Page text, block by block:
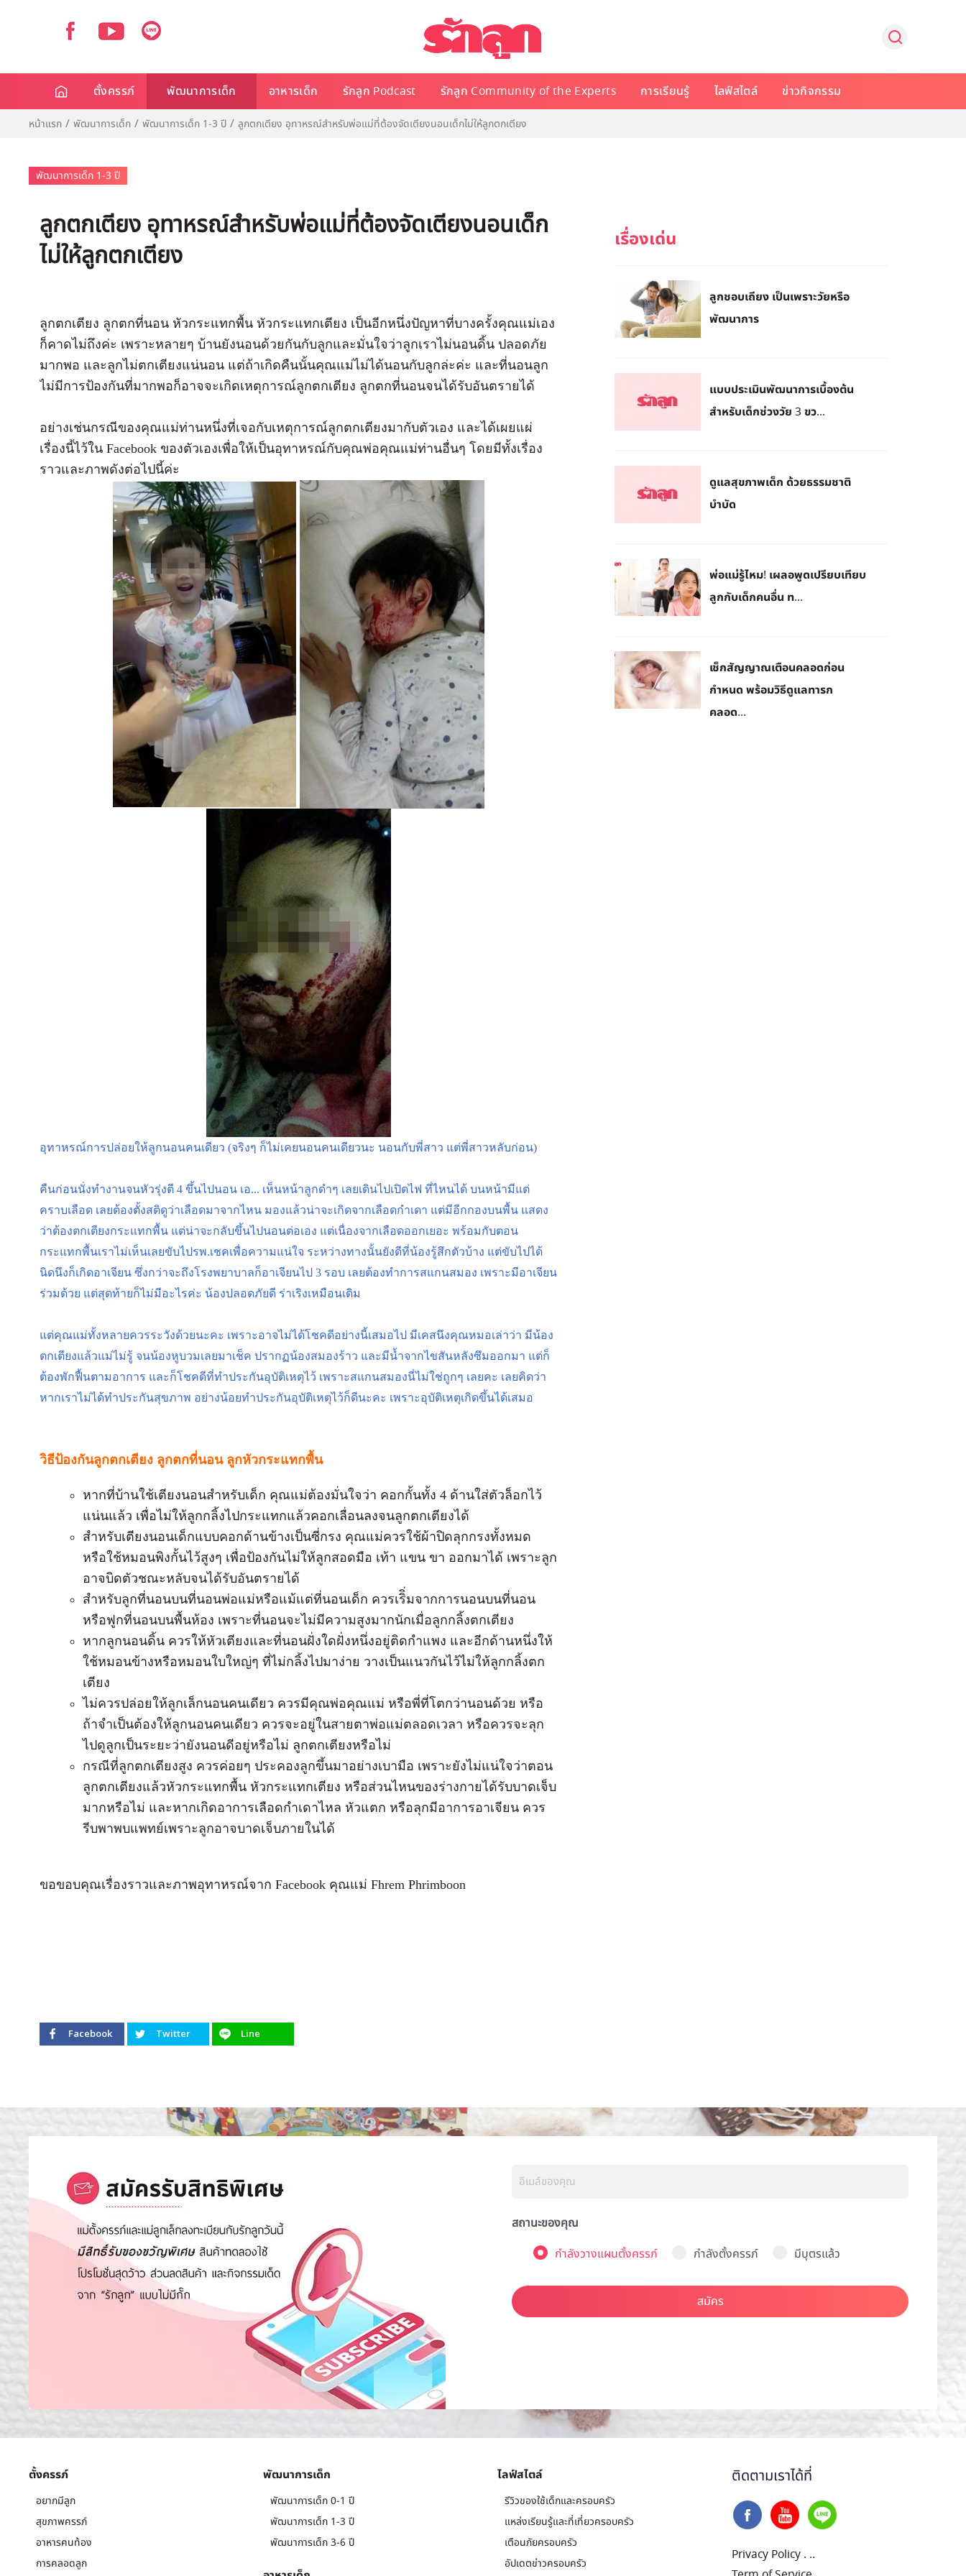
ตั้งครรภ์ พัฒนาการเด็ก อาหารเด็ก รักลูก Podcast รักลูก Community of the Experts การเรียนรู้ ไลฟ์สไตล์ ข่าวกิจกรรม
หน้าแรก พัฒนาการเด็ก พัฒนาการเด็ก 1-3 ปี ลูกตกเตียง อุทาหรณ์สำหรับพ่อแม่ที่ต้องจัดเตียงนอนเด็กไม่ให้ลูกตกเตียง
พัฒนาการเด็ก 1-3 ปี
ลูกตกเตียง อุทาหรณ์สำหรับพ่อแม่ที่ต้องจัดเตียงนอนเด็ก
ไม่ให้ลูกตกเตียง
ลูกตกเตียง ลูกตกที่นอน หัวกระแทกพื้น หัวกระแทกเตียง เป็นอีกหนึ่งปัญหาที่บางครั้งคุณแม่เอง
ก็คาดไม่ถึงค่ะ เพราะหลายๆ บ้านยังนอนด้วยกันกับลูกและมั่นใจว่าลูกเราไม่นอนดิ้น ปลอดภัย
มากพอ และลูกไม่ตกเตียงแน่นอน แต่ถ้าเกิดคืนนั้นคุณแม่ไม่ได้นอนกับลูกล่ะค่ะ และที่นอนลูก
ไม่มีการป้องกันที่มากพอก็อาจจะเกิดเหตุการณ์ลูกตกเตียง ลูกตกที่นอนจนได้รับอันตรายได้
อย่างเช่นกรณีของคุณแม่ท่านหนึ่งที่เจอกับเหตุการณ์ลูกตกเตียงมากับตัวเอง และได้เผยแผ่
เรื่องนี้ไว้ใน Facebook ของตัวเองเพื่อให้เป็นอุทาหรณ์กับคุณพ่อคุณแม่ท่านอื่นๆ โดยมีทั้งเรื่อง
ราวและภาพดังต่อไปนี้ค่ะ
อุทาหรณ์การปล่อยให้ลูกนอนคนเดียว (จริงๆ ก็ไม่เคยนอนคนเดียวนะ นอนกับพี่สาว แต่พี่สาวหลับก่อน)
คืนก่อนนั่งทำงานจนหัวรุ่งตี 4 ขึ้นไปนอน เอ... เห็นหน้าลูกดำๆ เลยเดินไปเปิดไฟ ที่ไหนได้ บนหน้ามีแต่
คราบเลือด เลยต้องตั้งสติดูว่าเลือดมาจากไหน มองแล้วน่าจะเกิดจากเลือดกำเดา แต่มีอีกกองบนพื้น แสดง
ว่าต้องตกเตียงกระแทกพื้น แต่น่าจะกลับขึ้นไปนอนต่อเอง แต่เนื่องจากเลือดออกเยอะ พร้อมกับตอน
กระแทกพื้นเราไม่เห็นเลยขับไปรพ.เชคเพื่อความแน่ใจ ระหว่างทางนั้นยังดีที่น้องรู้สึกตัวบ้าง แต่ขับไปได้
นิดนึงก็เกิดอาเจียน ซึ่งกว่าจะถึงโรงพยาบาลก็อาเจียนไป 3 รอบ เลยต้องทำการสแกนสมอง เพราะมีอาเจียน
ร่วมด้วย แต่สุดท้ายก็ไม่มีอะไรค่ะ น้องปลอดภัยดี ร่าเริงเหมือนเดิม
แต่คุณแม่ทั้งหลายควรระวังด้วยนะคะ เพราะอาจไม่ได้โชคดีอย่างนี้เสมอไป มีเคสนึงคุณหมอเล่าว่า มีน้อง
ตกเตียงแล้วแม่ไม่รู้ จนน้องหูบวมเลยมาเช็ค ปรากฏน้องสมองร้าว และมีน้ำจากไขสันหลังซึมออกมา แต่ก็
ต้องพักฟื้นตามอาการ และก็โชคดีที่ทำประกันอุบัติเหตุไว้ เพราะสแกนสมองนี่ไม่ใช่ถูกๆ เลยคะ เลยคิดว่า
หากเราไม่ได้ทำประกันสุขภาพ อย่างน้อยทำประกันอุบัติเหตุไว้ก็ดีนะคะ เพราะอุบัติเหตุเกิดขึ้นได้เสมอ
วิธีป้องกันลูกตกเตียง ลูกตกที่นอน ลูกหัวกระแทกพื้น
หากที่บ้านใช้เตียงนอนสำหรับเด็ก คุณแม่ต้องมั่นใจว่า คอกกั้นทั้ง 4 ด้านใส่ตัวล็อกไว้
แน่นแล้ว เพื่อไม่ให้ลูกกลิ้งไปกระแทกแล้วคอกเลื่อนลงจนลูกตกเตียงได้
สำหรับเตียงนอนเด็กแบบคอกด้านข้างเป็นซี่กรง คุณแม่ควรใช้ผ้าปิดลุกกรงทั้งหมด
หรือใช้หมอนพิงกั้นไว้สูงๆ เพื่อป้องกันไม่ให้ลูกสอดมือ เท้า แขน ขา ออกมาได้ เพราะลูก
อาจบิดตัวชณะหลับจนได้รับอันตรายได้
สำหรับลูกที่นอนบนที่นอนพ่อแม่หรือแม้แต่ที่นอนเด็ก ควรเริิ่มจากการนอนบนที่นอน
หรือฟูกที่นอนบนพื้นห้อง เพราะที่นอนจะไม่มีความสูงมากนักเมื่อลูกกลิ้งตกเตียง
หากลูกนอนดิ้น ควรให้หัวเตียงและที่นอนฝั่งใดฝั่งหนึ่งอยู่ติดกำแพง และอีกด้านหนึ่งให้
ใช้หมอนข้างหรือหมอนใบใหญ่ๆ ที่ไม่กลิ้งไปมาง่าย วางเป็นแนวกันไว้ไม่ให้ลูกกลิ้งตก
เตียง
ไม่ควรปล่อยให้ลูกเล็กนอนคนเดียว ควรมีคุณพ่อคุณแม่ หรือพี่ที่โตกว่านอนด้วย หรือ
ถ้าจำเป็นต้องให้ลูกนอนคนเดียว ควรจะอยู่ในสายตาพ่อแม่ตลอดเวลา หรือควรจะลุก
ไปดูลูกเป็นระยะว่ายังนอนดีอยู่หรือไม่ ลูกตกเตียงหรือไม่
กรณีที่ลูกตกเตียงสูง ควรค่อยๆ ประคองลูกขึ้นมาอย่างเบามือ เพราะยังไม่แน่ใจว่าตอน
ลูกตกเตียงแล้วหัวกระแทกพื้น หัวกระแทกเตียง หรือส่วนไหนของร่างกายได้รับบาดเจ็บ
มากหรือไม่ และหากเกิดอาการเลือดกำเดาไหล หัวแตก หรือลุกมีอาการอาเจียน ควร
รีบพาพบแพทย์เพราะลูกอาจบาดเจ็บภายในได้
ขอขอบคุณเรื่องราวและภาพอุทาหรณ์จาก Facebook คุณแม่ Fhrem Phrimboon
Facebook Twitter Line
ลูกชอบเถียง เป็นเพราะวัยหรือ
พัฒนาการ
แบบประเมินพัฒนาการเบื้องต้น
สำหรับเด็กช่วงวัย 3 ขว...
ดูแลสุขภาพเด็ก ด้วยธรรมชาติ
บำบัด
พ่อแม่รู้ไหม! เผลอพูดเปรียบเทียบ
ลูกกับเด็กคนอื่น ท...
เช็กสัญญาณเตือนคลอดก่อน
กำหนด พร้อมวิธีดูแลทารก
คลอด...
สถานะของคุณ
กำลังวางแผนตั้งครรภ์
กำลังตั้งครรภ์ มีบุตรแล้ว
สมัคร
ตั้งครรภ์
อยากมีลูก
สุขภาพครรภ์
อาหารคนท้อง
การคลอดลูก
พัฒนาการเด็ก
พัฒนาการเด็ก 0-1 ปี
พัฒนาการเด็ก 1-3 ปี
พัฒนาการเด็ก 3-6 ปี
ไลฟ์สไตล์
รีวิวของใช้เด็กและครอบครัว
แหล่งเรียนรู้และที่เที่ยวครอบครัว
เตือนภัยครอบครัว
อัปเดตข่าวครอบครัว
ติดตามเราได้ที่
Privacy Policy . ..